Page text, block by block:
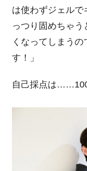
は使わずジェル
っつり固めちゃ
くなってしまう
す！」
自己採点は……